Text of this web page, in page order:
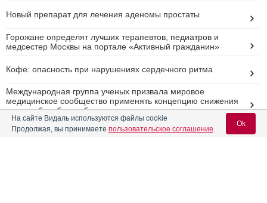
Новый препарат для лечения аденомы простаты
Горожане определят лучших терапевтов, педиатров и
медсестер Москвы на портале «Активный гражданин»
Кофе: опасность при нарушениях сердечного ритма
Международная группа ученых призвала мировое
медицинское сообщество применять концепцию снижения
вреда в борьбе с табакокурением
Реклама
На сайте Видаль используются файлы cookie
Продолжая, вы принимаете пользовательское соглашение.
Ok